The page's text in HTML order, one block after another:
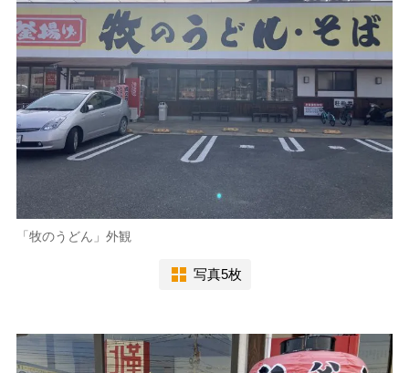
「牧のうどん」外観
写真5枚